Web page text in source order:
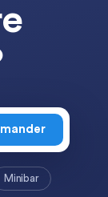
Minibar